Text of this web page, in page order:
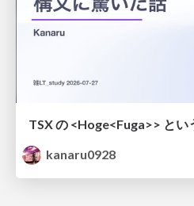
kanaru0928